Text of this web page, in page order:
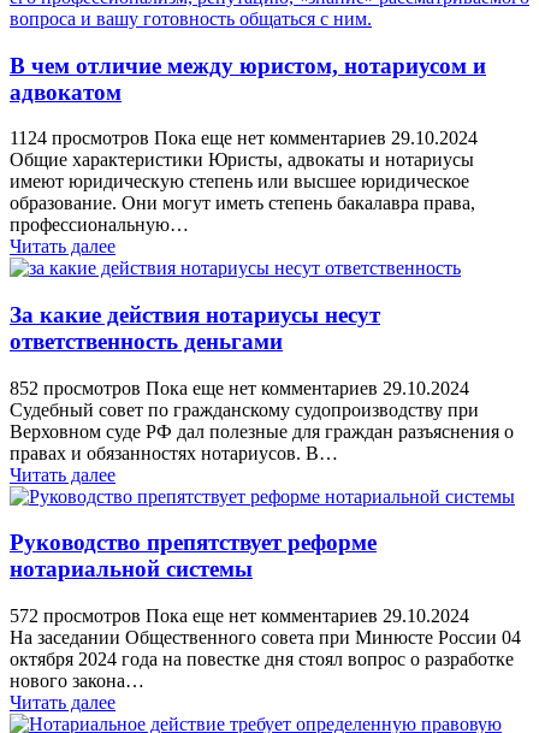
В чем отличие между юристом, нотариусом и
адвокатом
1124 просмотров Пока еще нет комментариев 29.10.2024
Общие характеристики Юристы, адвокаты и нотариусы
имеют юридическую степень или высшее юридическое
образование. Они могут иметь степень бакалавра права,
профессиональную…
Читать далее
За какие действия нотариусы несут
ответственность деньгами
852 просмотров Пока еще нет комментариев 29.10.2024
Судебный совет по гражданскому судопроизводству при
Верховном суде РФ дал полезные для граждан разъяснения о
правах и обязанностях нотариусов. В…
Читать далее
Руководство препятствует реформе
нотариальной системы
572 просмотров Пока еще нет комментариев 29.10.2024
На заседании Общественного совета при Минюсте России 04
октября 2024 года на повестке дня стоял вопрос о разработке
нового закона…
Читать далее